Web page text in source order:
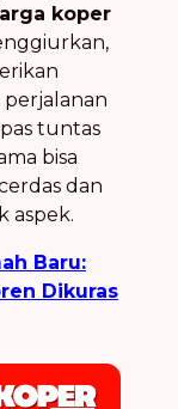
koper
perjalanan
tuntas
bisa
dan
aspek.
Baru:
Dikuras